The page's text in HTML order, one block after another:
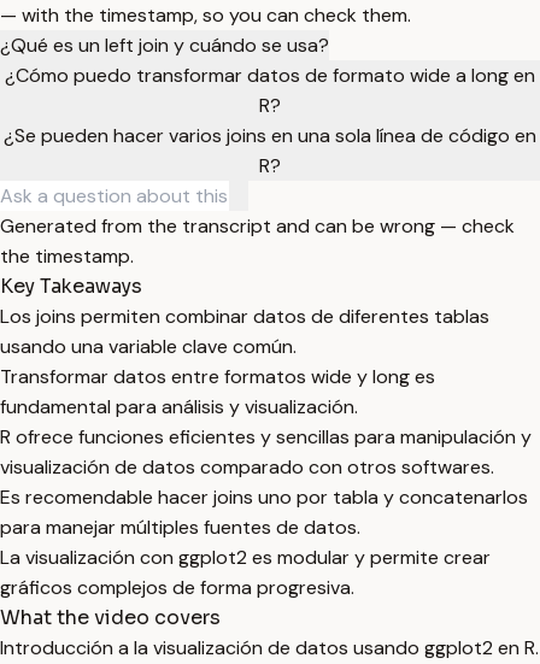
— with the timestamp, so you can check them.
¿Qué es un left join y cuándo se usa?
¿Cómo puedo transformar datos de formato wide a long en
R?
¿Se pueden hacer varios joins en una sola línea de código en
R?
Generated from the transcript and can be wrong — check
the timestamp.
Key Takeaways
Los joins permiten combinar datos de diferentes tablas
usando una variable clave común.
Transformar datos entre formatos wide y long es
fundamental para análisis y visualización.
R ofrece funciones eficientes y sencillas para manipulación y
visualización de datos comparado con otros softwares.
Es recomendable hacer joins uno por tabla y concatenarlos
para manejar múltiples fuentes de datos.
La visualización con ggplot2 es modular y permite crear
gráficos complejos de forma progresiva.
What the video covers
Introducción a la visualización de datos usando ggplot2 en R.